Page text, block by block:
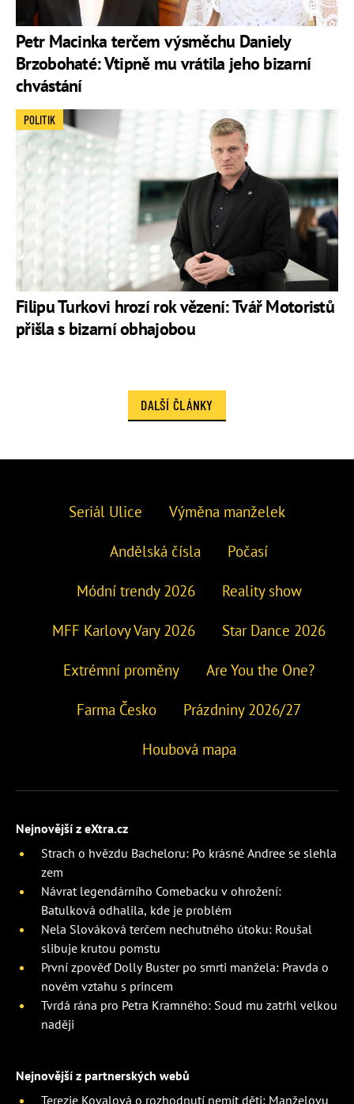
Petr Macinka terčem výsměchu Daniely
Brzobohaté: Vtipně mu vrátila jeho bizarní
chvástání
Filipu Turkovi hrozí rok vězení: Tvář Motoristů
přišla s bizarní obhajobou
POLITIK
DALŠÍ ČLÁNKY
Seriál Ulice Výměna manželek
Andělská čísla Počasí
Módní trendy 2026 Reality show
MFF Karlovy Vary 2026 Star Dance 2026
Extrémní proměny Are You the One?
Farma Česko Prázdniny 2026/27
Houbová mapa
Nejnovější z eXtra.cz
Strach o hvězdu Bacheloru: Po krásné Andree se slehla
zem
Návrat legendárního Comebacku v ohrožení:
Batulková odhalila, kde je problém
Nela Slováková terčem nechutného útoku: Roušal
slibuje krutou pomstu
První zpověď Dolly Buster po smrti manžela: Pravda o
novém vztahu s princem
Tvrdá rána pro Petra Kramného: Soud mu zatrhl velkou
naději
Nejnovější z partnerských webů
Terezie Kovalová o rozhodnutí nemít děti: Manželovu